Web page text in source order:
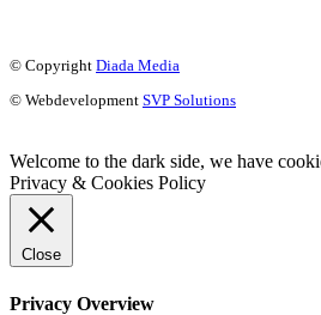
© Copyright Diada Media
© Webdevelopment SVP Solutions
Welcome to the dark side, we have
Privacy & Cookies Policy
Close
Privacy Overview